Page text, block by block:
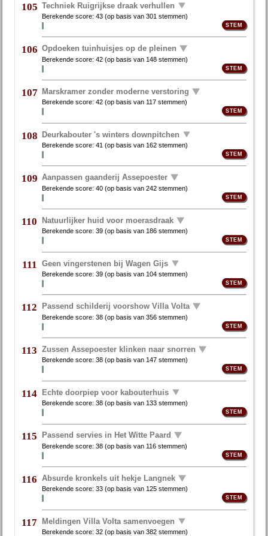
105 Techniek Ruigrijkse draak verhullen
Berekende score:43 (op basis van301 stemmen)
106 Opdoeken tuinhuisjes op de pleinen
Berekende score:42 (op basis van 148 stemmen)
107 Marskramer zonder moderne verstoring
Berekende score:42 (op basis van 117 stemmen)
108 Deurkabouter 's winters downpitchen
Berekende score:41 (op basis van 162 stemmen)
109 Aanpassen gaanderij Assepoester
Berekende score:40 (op basis van242 stemmen)
110 Natuurlijker huid voor moerasdraak
Berekende score:39 (op basis van 186 stemmen)
111 Geen vingerstenen bij Wagen Gijs
Berekende score:39 (op basis van 104 stemmen)
112 Passend schilderij voorshow Villa Volta
Berekende score:38 (op basis van356 stemmen)
113 Zussen Assepoester klinken naar snorren
Berekende score:38 (op basis van 147 stemmen)
114 Echte doorpiep voor kabouterhuis
Berekende score:38 (op basis van 133 stemmen)
115 Passend servies in Het Witte Paard
Berekende score:38 (op basis van 116 stemmen)
116 Absurde kronkels uit hekje Langnek
Berekende score:33 (op basis van125 stemmen)
117 Meldingen Villa Volta samenvoegen
Berekende score:32 (op basis van382 stemmen)